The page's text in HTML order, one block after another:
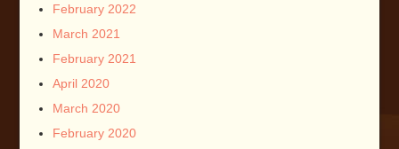
February 2022
March 2021
February 2021
April 2020
March 2020
February 2020